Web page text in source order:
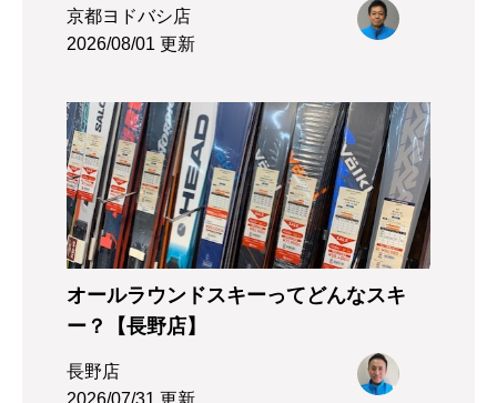
京都ヨドバシ店
2026/08/01 更新
オールラウンドスキーってどんなスキ
ー？【長野店】
長野店
2026/07/31 更新